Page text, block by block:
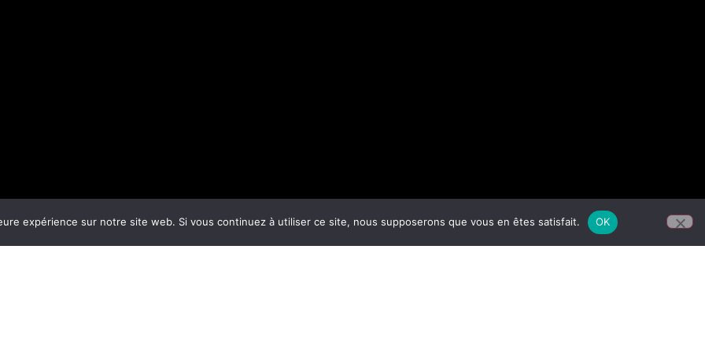
expérience sur notre site web. Si vous continuez à utiliser ce site, nous supposerons que vous en êtes satisfait. OK